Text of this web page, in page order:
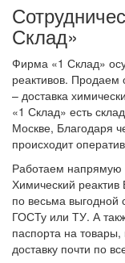
Склад»
Фирма «1 Склад»
реактивов. Продаем
– доставка
«1 Склад» есть
Москве, Благодаря
происходит
Работаем напрямую
Химический
по весьма выгодной
ГОСТу или ТУ. А
паспорта на
доставку почти по